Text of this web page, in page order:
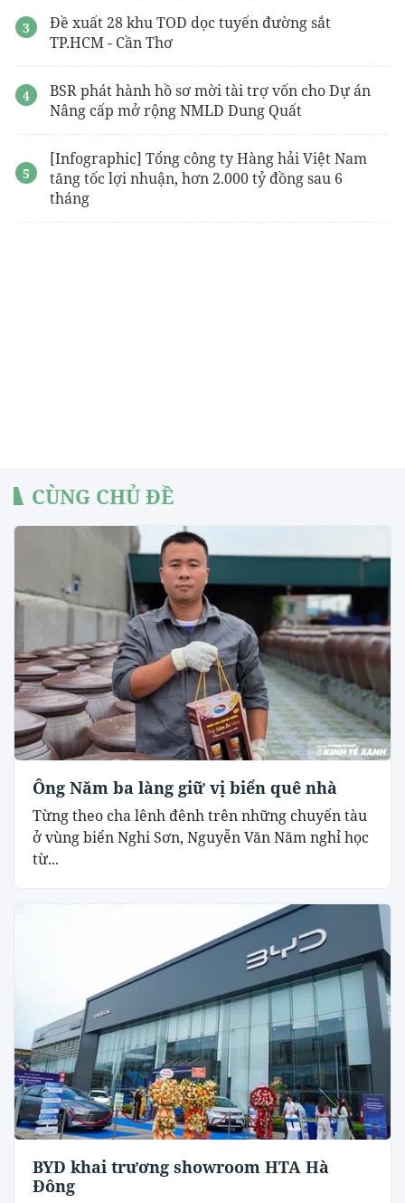
Đề xuất 28 khu TOD dọc tuyến đường sắt
TP.HCM - Cần Thơ
BSR phát hành hồ sơ mời tài trợ vốn cho Dự án
Nâng cấp mở rộng NMLD Dung Quất
[Infographic] Tổng công ty Hàng hải Việt Nam
tăng tốc lợi nhuận, hơn 2.000 tỷ đồng sau 6
tháng
CÙNG CHỦ ĐỀ
Ông Năm ba làng giữ vị biển quê nhà
Từng theo cha lênh đênh trên những chuyến tàu
ở vùng biển Nghi Sơn, Nguyễn Văn Năm nghỉ học
từ...
BYD khai trương showroom HTA Hà
Đông